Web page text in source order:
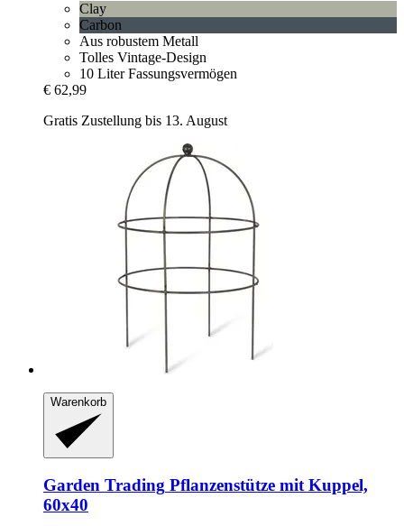
Clay
Carbon
Aus robustem Metall
Tolles Vintage-Design
10 Liter Fassungsvermögen
€ 62,99
Gratis Zustellung bis 13. August
Warenkorb
Garden Trading Pflanzenstütze mit Kuppel,
60x40